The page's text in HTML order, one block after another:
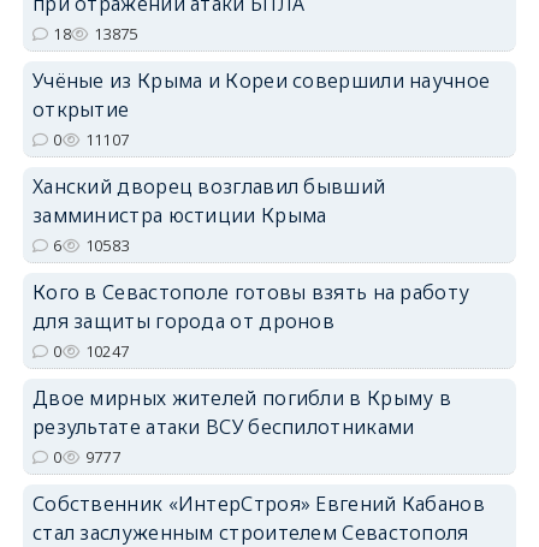
18 13875
Учёные из Крыма и Кореи совершили научное
открытие
0 11107
Ханский дворец возглавил бывший
замминистра юстиции Крыма
6 10583
Кого в Севастополе готовы взять на работу
для защиты города от дронов
0 10247
Двое мирных жителей погибли в Крыму в
результате атаки ВСУ беспилотниками
0 9777
Собственник «ИнтерСтроя» Евгений Кабанов
стал заслуженным строителем Севастополя